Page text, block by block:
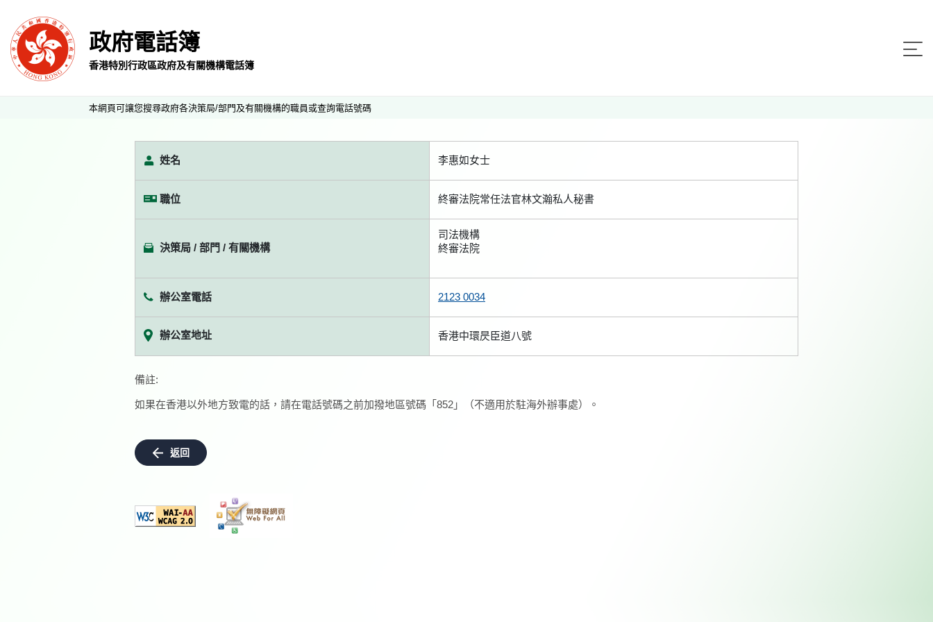
政府電話簿
香港特別行政區政府及有關機構電話簿
本網頁可讓您搜尋政府各決策局/部門及有關機構的職員或查詢電話號碼
姓名 李惠如女士
職位 終審法院常任法官林文瀚私人秘書
決策局 / 部門 / 有關機構
司法機構
終審法院
辦公室電話 2123 0034
辦公室地址 香港中環昃臣道八號
備註:
如果在香港以外地方致電的話，請在電話號碼之前加撥地區號碼「852」（不適用於駐海外辦事處）。
返回